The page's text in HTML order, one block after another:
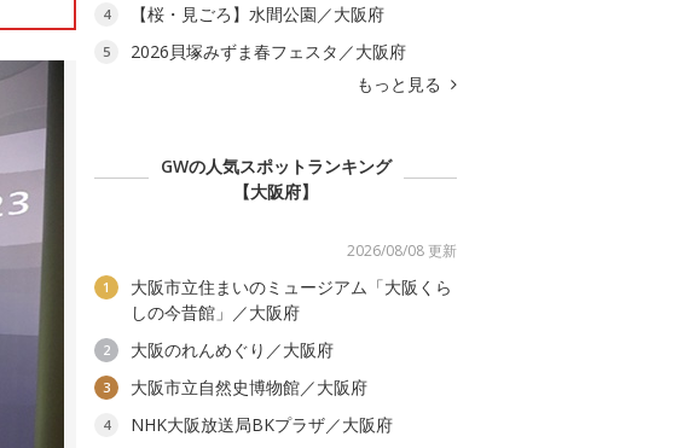
4 【桜・見ごろ】水間公園／大阪府
5
2026貝塚みずま春フェスタ／大阪府
もっと見る
GWの人気スポットランキング
【大阪府】
2026/08/08 更新
1
大阪市立住まいのミュージアム「大阪くら
しの今昔館」／大阪府
2 大阪のれんめぐり／大阪府
3 大阪市立自然史博物館／大阪府
4 NHK大阪放送局BKプラザ／大阪府